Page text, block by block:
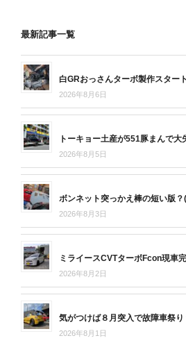
最新記事一覧
白GRおっさんターボ製作スター
2026年8月6日
トーキョー土産が551豚まんで大
2026年8月5日
ボンネット突っかえ棒の短い版？
2026年8月3日
ミライースCVTターボFcon現車
2026年8月2日
気がつけば８月突入で故障車祭り
2026年8月1日